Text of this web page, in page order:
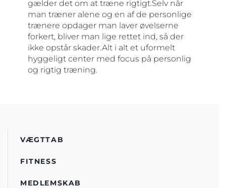
gælder det om at træne rigtigt.Selv når
man træner alene og en af de personlige
trænere opdager man laver øvelserne
forkert, bliver man lige rettet ind, så der
ikke opstår skader.Alt i alt et uformelt
hyggeligt center med focus på personlig
og rigtig træning.
VÆGTTAB
FITNESS
MEDLEMSKAB